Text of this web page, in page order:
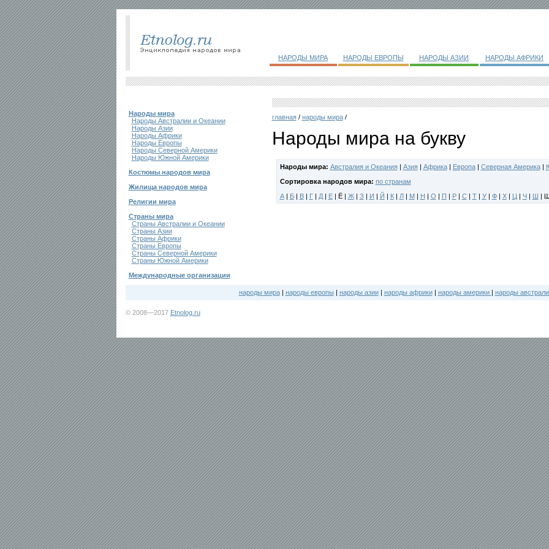
НАРОДЫ МИРА НАРОДЫ ЕВРОПЫ НАРОДЫ АЗИИ НАРОДЫ АФРИКИ
Народы мира
Народы Австралии и Океании
Народы Азии
Народы Африки
Народы Европы
Народы Северной Америки
Народы Южной Америки
Костюмы народов мира
Жилища народов мира
Религии мира
Страны мира
Страны Австралии и Океании
Страны Азии
Страны Африки
Страны Европы
Страны Северной Америки
Страны Южной Америки
Международные организации
главная/ народы мира/
Народы мира на букву
Народы мира: Австралия и Океания| Азия| Африка| Европа| Северная Америка|
Сортировка народов мира: по странам
А| Б| В| Г| Д| Е| Ё | Ж| З | И | Й | К| Л| М| Н | О | П | Р| С| Т| У| Ф| Х| Ц | Ч| Ш|
народы мира| народы европы | народы азии| народы африки| народы америки | народы
© 2008—2017 Etnolog.ru